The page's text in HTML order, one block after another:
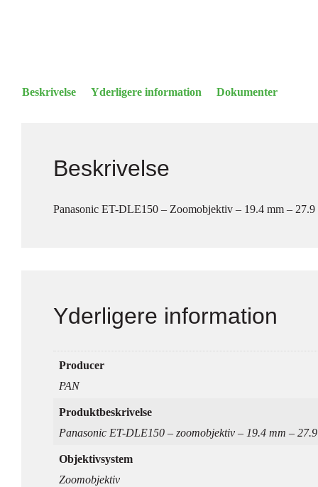
Beskrivelse Yderligere information Dokumenter
Beskrivelse
Panasonic ET-DLE150 – Zoomobjektiv – 19.4 mm –
Yderligere information
Producer
PAN
Produktbeskrivelse
Panasonic ET-DLE150 – zoomobjektiv – 19.4 mm –
Objektivsystem
Zoomobjektiv